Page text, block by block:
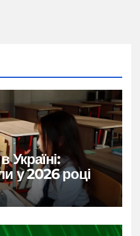
Україні:
у 2026 році